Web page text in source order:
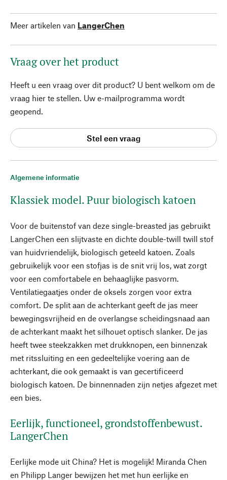
Algemene informatie
Klassiek model. Puur biologisch katoen
Voor de buitenstof van deze single-breasted jas gebruikt
LangerChen een slijtvaste en dichte double-twill twill stof
van huidvriendelijk, biologisch geteeld katoen. Zoals
gebruikelijk voor een stofjas is de snit vrij los, wat zorgt
voor een comfortabele en behaaglijke pasvorm.
Ventilatiegaatjes onder de oksels zorgen voor extra
comfort. De split aan de achterkant geeft de jas meer
bewegingsvrijheid en de overlangse scheidingsnaad aan
de achterkant maakt het silhouet optisch slanker. De jas
heeft twee steekzakken met drukknopen, een binnenzak
met ritssluiting en een gedeeltelijke voering aan de
achterkant, die ook gemaakt is van gecertificeerd
biologisch katoen. De binnennaden zijn netjes afgezet met
een bies.
Eerlijk, functioneel, grondstoffenbewust.
LangerChen
Eerlijke mode uit China? Het is mogelijk! Miranda Chen
en Philipp Langer bewijzen het met hun eerlijke en
Meer artikelen van LangerChen
Vraag over het product
Heeft u een vraag over dit product? U bent welkom om de
vraag hier te stellen. Uw e-mailprogramma wordt
geopend.
Stel een vraag